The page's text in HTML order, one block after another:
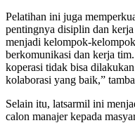
Pelatihan ini juga
pentingnya disiplin dan
menjadi kelompok-
berkomunikasi dan kerja
koperasi tidak bisa
kolaborasi yang baik,”
Selain itu, latsarmil ini
calon manajer kepada